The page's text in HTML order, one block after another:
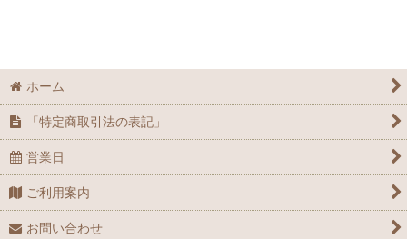
ホーム
「特定商取引法の表記」
営業日
ご利用案内
お問い合わせ